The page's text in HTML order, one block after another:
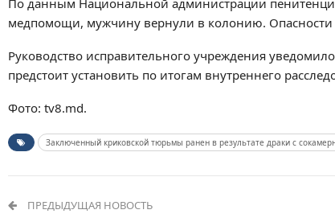
По данным Национальной администрации
медпомощи, мужчину вернули в колонию. Опасности
Руководство исправительного учреждения
предстоит установить по итогам внутреннего
Фото: tv8.md.
Заключенный криковской тюрьмы ранен в результате драки с
ПРЕДЫДУЩАЯ НОВОСТЬ